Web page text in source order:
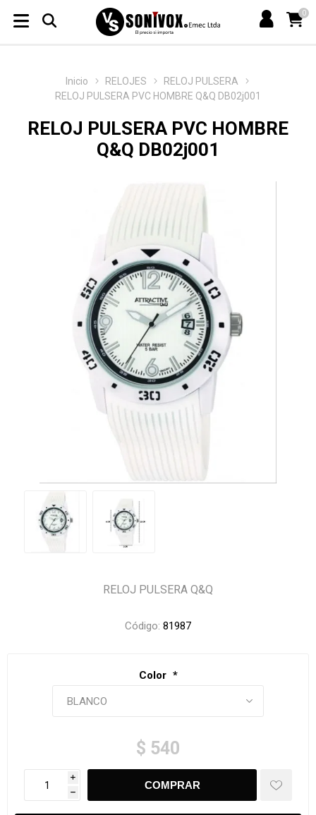
0
Inicio RELOJES
RELOJ PULSERA
RELOJ PULSERA PVC HOMBRE Q&Q DB02j001
RELOJ PULSERA PVC HOMBRE
Q&Q DB02j001
RELOJ PULSERA Q&Q
Código: 81987
Color *
$ 540
i
h